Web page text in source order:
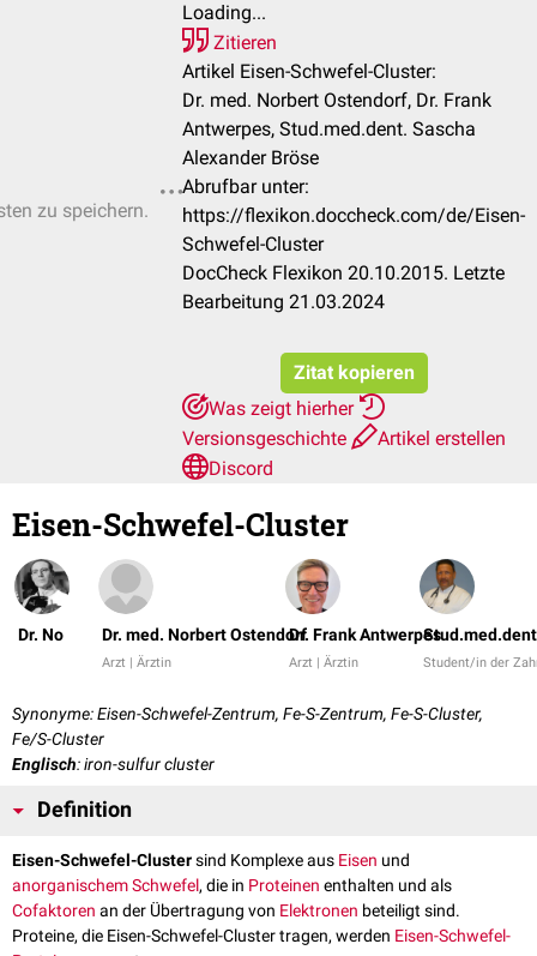
zu speichern.
Loading...
Zitieren
Artikel Eisen-Schwefel-Cluster:
Dr. med. Norbert Ostendorf, Dr. Frank
Antwerpes, Stud.med.dent. Sascha
Alexander Bröse
Abrufbar unter:
https://flexikon.doccheck.com/de/Eisen-
Schwefel-Cluster
DocCheck Flexikon 20.10.2015. Letzte
Bearbeitung 21.03.2024
Zitat kopieren
Was zeigt hierher
Versionsgeschichte
Artikel erstellen
Discord
Eisen-Schwefel-Cluster
Dr. No Dr. med. Norbert Ostendorf
Arzt | Ärztin
Dr. Frank Antwerpes
Arzt | Ärztin Student/in der
Synonyme: Eisen-Schwefel-Zentrum, Fe-S-Zentrum, Fe-S-Cluster,
Fe/S-Cluster
Englisch: iron-sulfur cluster
Definition
Eisen-Schwefel-Clustersind Komplexe aus Eisen und
anorganischemSchwefel, die in Proteinen enthalten und als
Cofaktoren an der Übertragung von Elektronen beteiligt sind.
Proteine, die Eisen-Schwefel-Cluster tragen, werden Eisen-Schwefel-